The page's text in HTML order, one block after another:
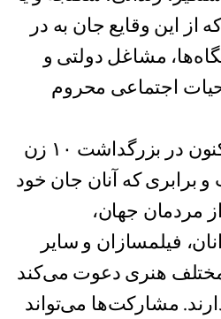
از این وقایع جان به در
مشاغل دولتی و
حیات اجتماعی محروم
جامعهٔ جهانی بهائی اکنون در بزرگداشت ١٠ زن
برابری که آنان جان خود
مردمان جهان،
فیلمسازان و سایر
مختلف هنری دعوت می‌کند
مشارکت‌ها می‌تواند